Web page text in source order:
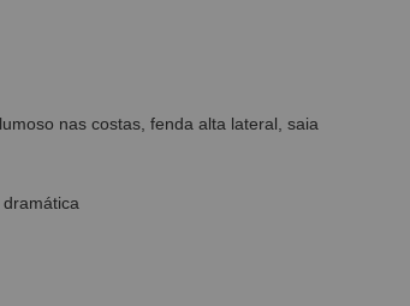
nas costas, fenda alta lateral, saia